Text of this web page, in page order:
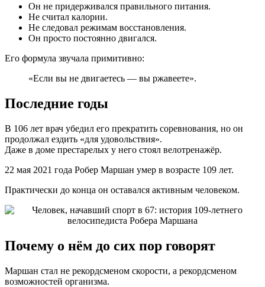
Он не придерживался правильного питания.
Не считал калории.
Не следовал режимам восстановления.
Он просто постоянно двигался.
Его формула звучала примитивно:
«Если вы не двигаетесь — вы ржавеете».
Последние годы
В 106 лет врач убедил его прекратить соревнования, но он
продолжал ездить «для удовольствия».
Даже в доме престарелых у него стоял велотренажёр.
22 мая 2021 года Робер Маршан умер в возрасте 109 лет.
Практически до конца он оставался активным человеком.
Почему о нём до сих пор говорят
Маршан стал не рекордсменом скорости, а рекордсменом
возможностей организма.